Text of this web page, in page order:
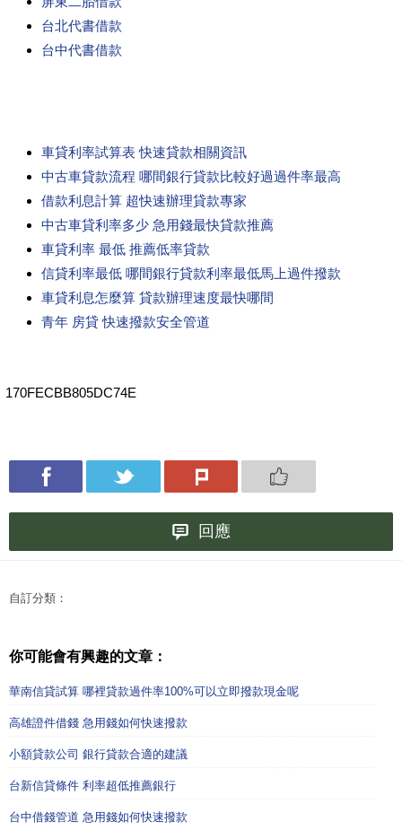
台北代書借款
台中代書借款
車貸利率試算表 快速貸款相關資訊
中古車貸款流程 哪間銀行貸款比較好過過件率最高
借款利息計算 超快速辦理貸款專家
中古車貸利率多少 急用錢最快貸款推薦
車貸利率 最低 推薦低率貸款
信貸利率最低 哪間銀行貸款利率最低馬上過件撥款
車貸利息怎麼算 貸款辦理速度最快哪間
青年 房貸 快速撥款安全管道
170FECBB805DC74E
回應
自訂分類：
你可能會有興趣的文章：
華南信貸試算 哪裡貸款過件率100%可以立即撥款現金呢
高雄證件借錢 急用錢如何快速撥款
小額貸款公司 銀行貸款合適的建議
台新信貸條件 利率超低推薦銀行
台中借錢管道 急用錢如何快速撥款